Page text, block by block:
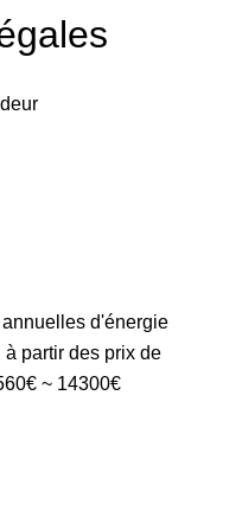
d'énergie
partir des prix de
~ 14300€